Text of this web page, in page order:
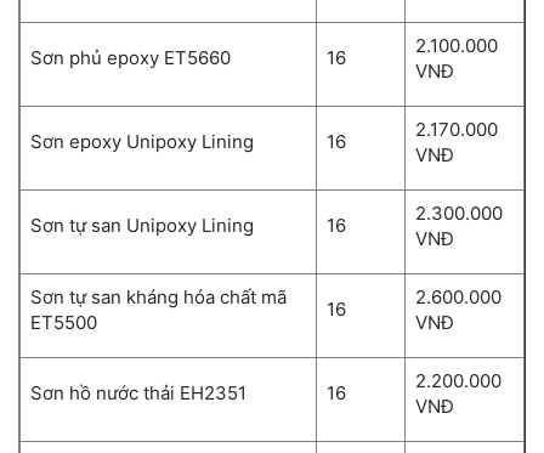
Sơn phủ epoxy ET5660 16
2.100.000
VNĐ
Sơn epoxy Unipoxy Lining 16
2.170.000
VNĐ
Sơn tự san Unipoxy Lining 16
2.300.000
VNĐ
Sơn tự san kháng hóa chất mã
ET5500
16
2.600.000
VNĐ
Sơn hồ nước thải EH2351 16
2.200.000
VNĐ